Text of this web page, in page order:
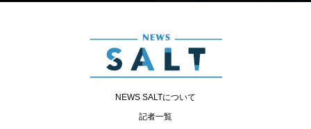
NEWS SALTについて
記者一覧